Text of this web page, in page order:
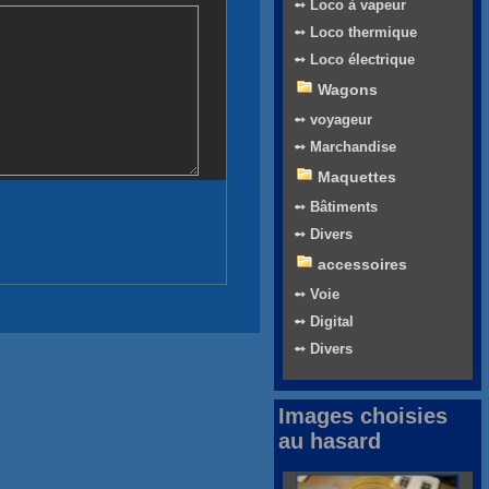
➻ Loco à vapeur
➻ Loco thermique
➻ Loco électrique
Wagons
➻ voyageur
➻ Marchandise
Maquettes
➻ Bâtiments
➻ Divers
accessoires
➻ Voie
➻ Digital
➻ Divers
Images choisies
au hasard